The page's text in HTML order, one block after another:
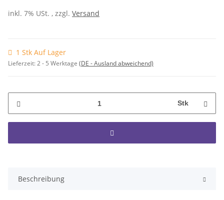
inkl. 7% USt. , zzgl. Versand
1 Stk Auf Lager
Lieferzeit:2 - 5 Werktage (DE - Ausland abweichend)
Stk
Beschreibung